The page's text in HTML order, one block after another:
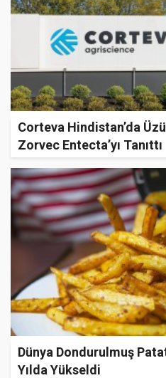
Corteva Hindistan’da
Zorvec Entecta’yı Tanıttı
Dünya Dondurulmuş
Yılda Yükseldi